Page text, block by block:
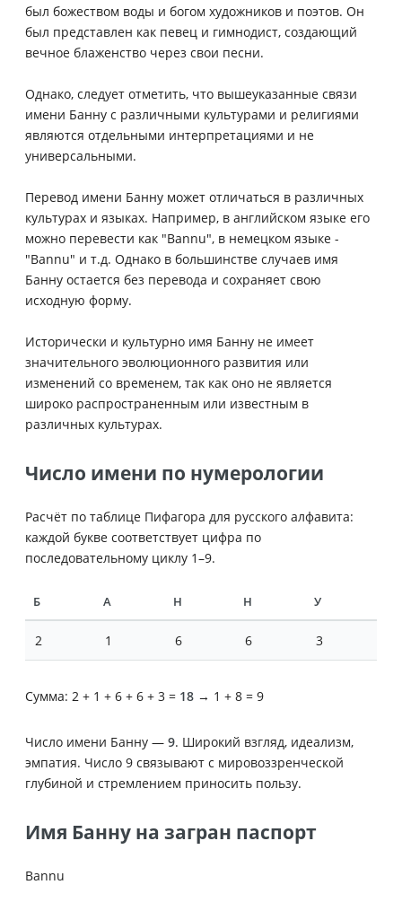
был божеством воды и богом художников и поэтов. Он
был представлен как певец и гимнодист, создающий
вечное блаженство через свои песни.
Однако, следует отметить, что вышеуказанные связи
имени Банну с различными культурами и религиями
являются отдельными интерпретациями и не
универсальными.
Перевод имени Банну может отличаться в различных
культурах и языках. Например, в английском языке его
можно перевести как "Bannu", в немецком языке -
"Bannu" и т.д. Однако в большинстве случаев имя
Банну остается без перевода и сохраняет свою
исходную форму.
Исторически и культурно имя Банну не имеет
значительного эволюционного развития или
изменений со временем, так как оно не является
широко распространенным или известным в
различных культурах.
Число имени по нумерологии
Расчёт по таблице Пифагора для русского алфавита:
каждой букве соответствует цифра по
последовательному циклу 1–9.
Б А Н Н У
2 1 6 6 3
Сумма: 2 + 1 + 6 + 6 + 3 = 18 → 1 + 8 = 9
Число имени Банну — 9. Широкий взгляд, идеализм,
эмпатия. Число 9 связывают с мировоззренческой
глубиной и стремлением приносить пользу.
Имя Банну на загран паспорт
Bannu